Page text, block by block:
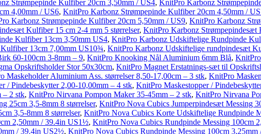
Strømpepinde Kulfiber 20cm 3,50mm / US4, KnitPro Karbonz
4,00mm / US6, KnitPro Karbonz Strømpepinde Kulfiber 20cm 4,50mm /
Karbonz Strømpepinde Kulfiber 20cm 5,50mm / US9, KnitPro Karbonz
Kulfiber 15 cm 2-4 mm 5 størrelser, KnitPro Karbonz Strømpepindesæt
Kulfiber 13cm 3,50mm US4, KnitPro Karbonz Udskiftelige Rundpinde
13cm 7,00mm US10¾, KnitPro Karbonz Udskiftelige rundpindesæt
60-100cm 3-8mm – 9, KnitPro Knooking Nål Aluminium 6mm Blå,
Opskriftsholder Stor 50x30cm, KnitPro Magnet Erstatnings-sæt til
Maskeholder Aluminium Ass. størrelser 8,50-17,00cm – 3 stk, KnitPro
/ Pindebeskytter 2,00-10,00mm – 4 stk, KnitPro Maskestopper /
– 2 stk, KnitPro Nirvana Pompon Maker 35-45mm – 2 stk, KnitPro Nirvana
25cm 3,5-8mm 8 størrelser, KnitPro Nova Cubics Jumperpindesæt Messing
3,5-8mm 8 størrelser, KnitPro Nova Cubics Korte Udskiftelige Rundpinde
2,50mm / 39.4in US1½, KnitPro Nova Cubics Rundpinde Messing 100cm
/ 39.4in US2½, KnitPro Nova Cubics Rundpinde Messing 100cm 3,25mm